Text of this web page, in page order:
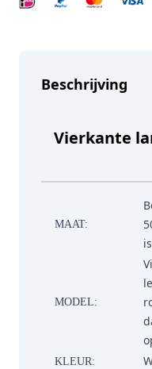
Beschrijving
Vierkante
MAAT:
MODEL:
KLEUR: